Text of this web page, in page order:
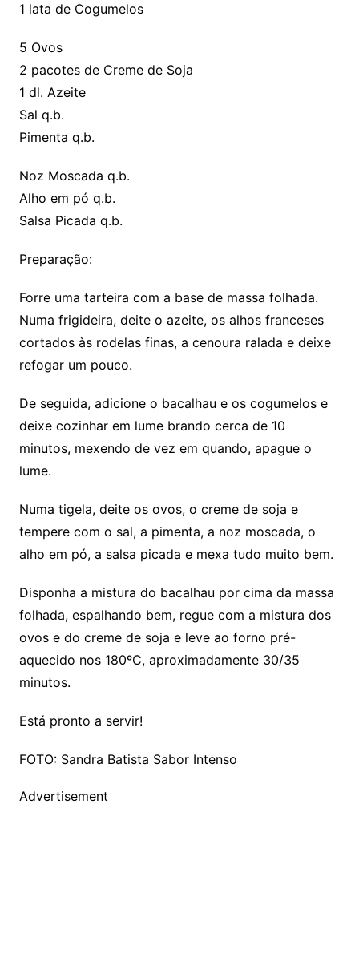
1 lata de Cogumelos
5 Ovos
2 pacotes de Creme de Soja
1 dl. Azeite
Sal q.b.
Pimenta q.b.
Noz Moscada q.b.
Alho em pó q.b.
Salsa Picada q.b.
Preparação:
Forre uma tarteira com a base de massa folhada.
Numa frigideira, deite o azeite, os alhos franceses
cortados às rodelas finas, a cenoura ralada e deixe
refogar um pouco.
De seguida, adicione o bacalhau e os cogumelos e
deixe cozinhar em lume brando cerca de 10
minutos, mexendo de vez em quando, apague o
lume.
Numa tigela, deite os ovos, o creme de soja e
tempere com o sal, a pimenta, a noz moscada, o
alho em pó, a salsa picada e mexa tudo muito bem.
Disponha a mistura do bacalhau por cima da massa
folhada, espalhando bem, regue com a mistura dos
ovos e do creme de soja e leve ao forno pré-
aquecido nos 180ºC, aproximadamente 30/35
minutos.
Está pronto a servir!
FOTO: Sandra Batista Sabor Intenso
Advertisement